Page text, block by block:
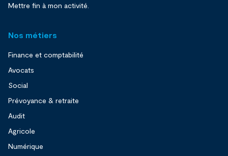
Mettre fin à mon activité.
Nos métiers
Finance et comptabilité
Avocats
Social
Prévoyance & retraite
Audit
Agricole
Numérique